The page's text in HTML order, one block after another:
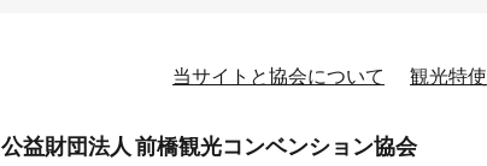
当サイトと協会について 観光特使
公益財団法人 前橋観光コンベンション協会